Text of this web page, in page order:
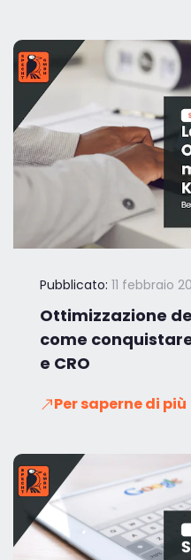
Pubblicato: 11 febbraio
Ottimizzazione
come
e CRO
Per saperne di più